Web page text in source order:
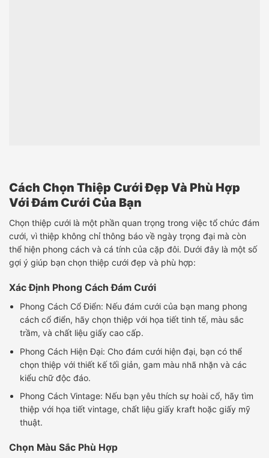
Cách Chọn Thiệp Cưới Đẹp Và Phù Hợp
Với Đám Cưới Của Bạn
Chọn thiệp cưới là một phần quan trọng trong việc tổ chức đám
cưới, vì thiệp không chỉ thông báo về ngày trọng đại mà còn
thể hiện phong cách và cá tính của cặp đôi. Dưới đây là một số
gợi ý giúp bạn chọn thiệp cưới đẹp và phù hợp:
Xác Định Phong Cách Đám Cưới
Phong Cách Cổ Điển: Nếu đám cưới của bạn mang phong
cách cổ điển, hãy chọn thiệp với họa tiết tinh tế, màu sắc
trầm, và chất liệu giấy cao cấp.
Phong Cách Hiện Đại: Cho đám cưới hiện đại, bạn có thể
chọn thiệp với thiết kế tối giản, gam màu nhã nhặn và các
kiểu chữ độc đáo.
Phong Cách Vintage: Nếu bạn yêu thích sự hoài cổ, hãy tìm
thiệp với họa tiết vintage, chất liệu giấy kraft hoặc giấy mỹ
thuật.
Chọn Màu Sắc Phù Hợp